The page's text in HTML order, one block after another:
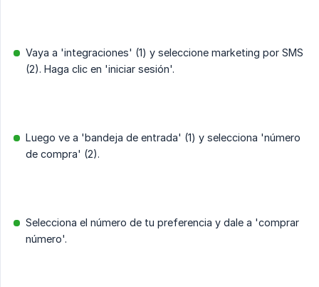
Vaya a 'integraciones' (1) y seleccione marketing por SMS
(2). Haga clic en 'iniciar sesión'.
Luego ve a 'bandeja de entrada' (1) y selecciona 'número
de compra' (2).
Selecciona el número de tu preferencia y dale a 'comprar
número'.